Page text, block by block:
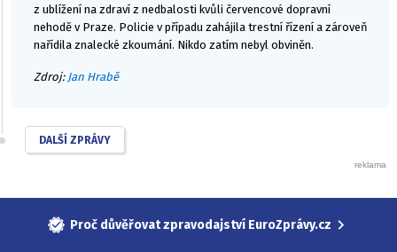
z ublížení na zdraví z nedbalosti kvůli červencové dopravní
nehodě v Praze. Policie v případu zahájila trestní řízení a zároveň
nařídila znalecké zkoumání. Nikdo zatím nebyl obviněn.
Zdroj: Jan Hrabě
DALŠÍ ZPRÁVY
Proč důvěřovat zpravodajství EuroZprávy.cz